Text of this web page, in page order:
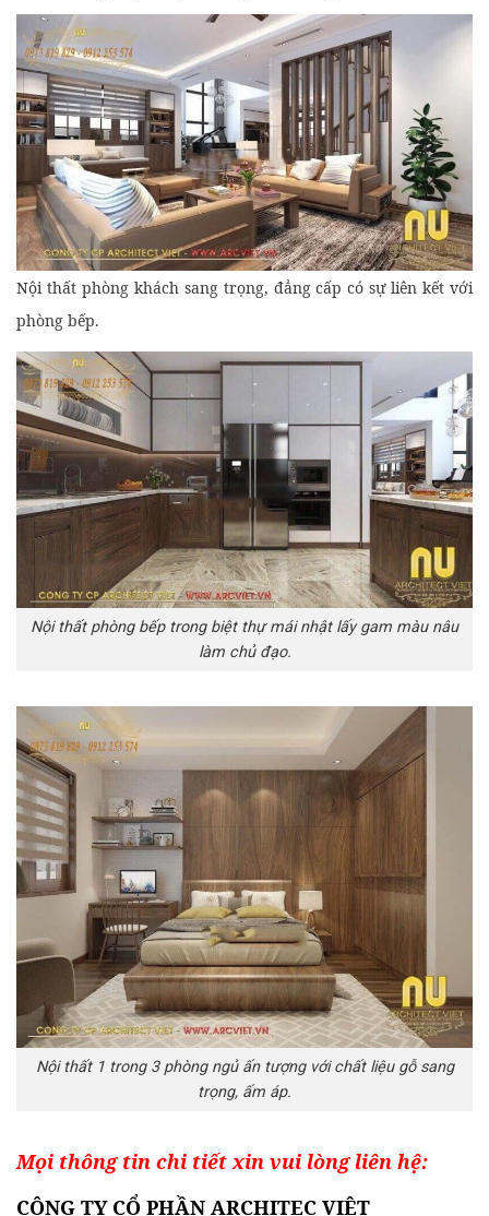
Nội thất phòng khách sang trọng, đẳng cấp có sự liên kết với
phòng bếp.
Nội thất phòng bếp trong biệt thự mái nhật lấy gam màu nâu
làm chủ đạo.
Nội thất 1 trong 3 phòng ngủ ấn tượng với chất liệu gỗ sang
trọng, ấm áp.
Mọi thông tin chi tiết xin vui lòng liên hệ:
CÔNG TY CỔ PHẦN ARCHITEC VIỆT